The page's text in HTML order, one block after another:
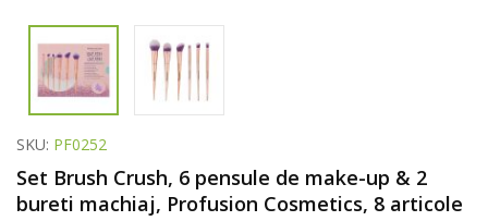
SKU: PF0252
Set Brush Crush, 6 pensule de make-up & 2
bureti machiaj, Profusion Cosmetics, 8 articole